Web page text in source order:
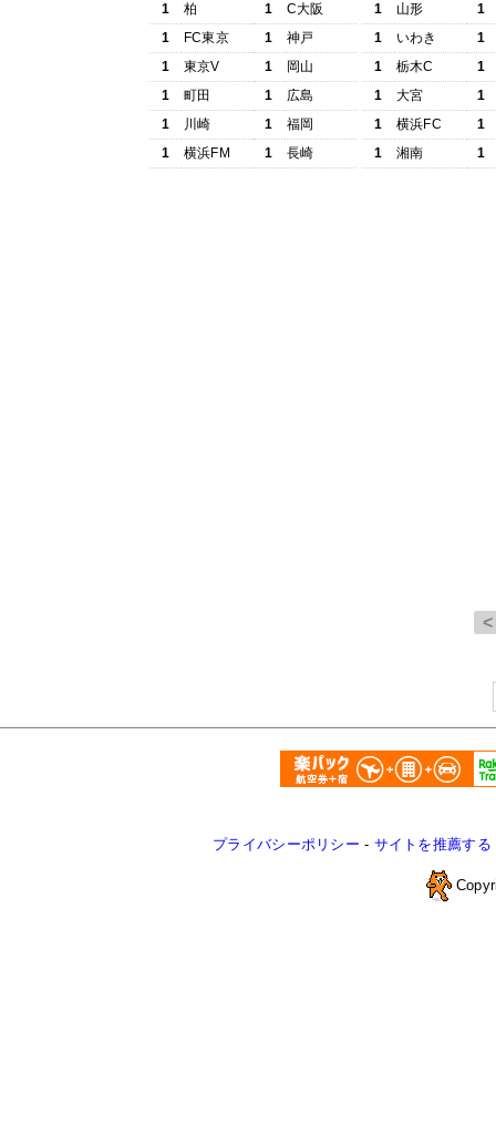
1
柏 1
C大阪
1
FC東京 1
神戸
1
東京V 1
岡山
1
町田 1
広島
1
川崎 1
福岡
1
横浜FM 1 長崎
1
山形
1
1
いわき
1
1
栃木C
1
1
大宮
1
1
横浜FC
1
1
湘南 1
プライバシーポリシー - サイトを推薦する